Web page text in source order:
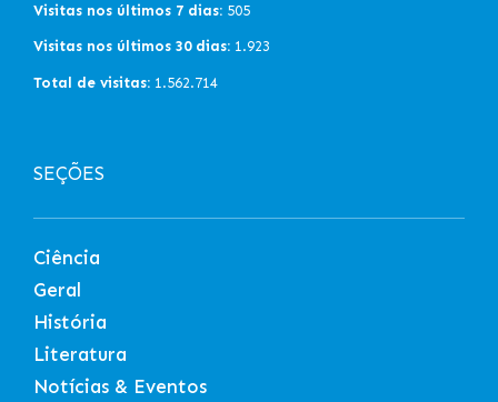
Visitas nos últimos 7 dias: 505
Visitas nos últimos 30 dias: 1.923
Total de visitas: 1.562.714
SEÇÕES
Ciência
Geral
História
Literatura
Notícias & Eventos